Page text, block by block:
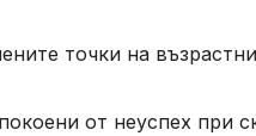
точки на
от неуспех при